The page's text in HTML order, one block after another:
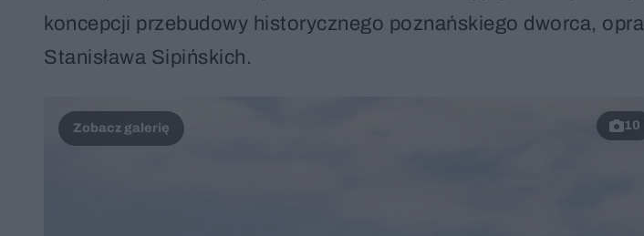
koncepcji przebudowy historycznego poznańskiego dworca,
Stanisława Sipińskich.
10